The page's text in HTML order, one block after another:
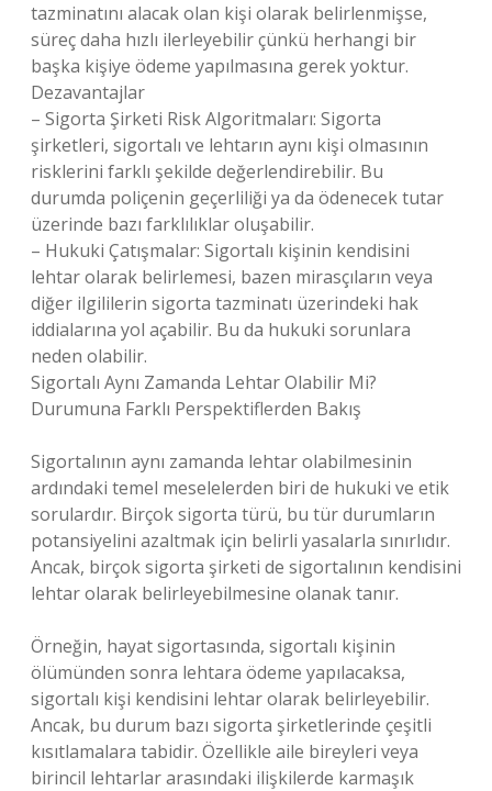
tazminatını alacak olan kişi olarak belirlenmişse,
süreç daha hızlı ilerleyebilir çünkü herhangi bir
başka kişiye ödeme yapılmasına gerek yoktur.
Dezavantajlar
– Sigorta Şirketi Risk Algoritmaları: Sigorta
şirketleri, sigortalı ve lehtarın aynı kişi olmasının
risklerini farklı şekilde değerlendirebilir. Bu
durumda poliçenin geçerliliği ya da ödenecek tutar
üzerinde bazı farklılıklar oluşabilir.
– Hukuki Çatışmalar: Sigortalı kişinin kendisini
lehtar olarak belirlemesi, bazen mirasçıların veya
diğer ilgililerin sigorta tazminatı üzerindeki hak
iddialarına yol açabilir. Bu da hukuki sorunlara
neden olabilir.
Sigortalı Aynı Zamanda Lehtar Olabilir Mi?
Durumuna Farklı Perspektiflerden Bakış
Sigortalının aynı zamanda lehtar olabilmesinin
ardındaki temel meselelerden biri de hukuki ve etik
sorulardır. Birçok sigorta türü, bu tür durumların
potansiyelini azaltmak için belirli yasalarla sınırlıdır.
Ancak, birçok sigorta şirketi de sigortalının kendisini
lehtar olarak belirleyebilmesine olanak tanır.
Örneğin, hayat sigortasında, sigortalı kişinin
ölümünden sonra lehtara ödeme yapılacaksa,
sigortalı kişi kendisini lehtar olarak belirleyebilir.
Ancak, bu durum bazı sigorta şirketlerinde çeşitli
kısıtlamalara tabidir. Özellikle aile bireyleri veya
birincil lehtarlar arasındaki ilişkilerde karmaşık